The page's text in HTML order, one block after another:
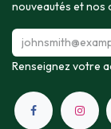
nouveautés et nos
Renseignez votre